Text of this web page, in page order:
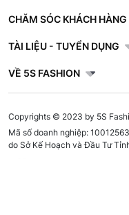
CHĂM SÓC KHÁCH HÀNG
TÀI LIỆU - TUYỂN DỤNG
VỀ 5S FASHION
Copyrights © 2023 by 5S
Mã số doanh nghiệp:
do Sở Kế Hoạch và Đầu Tư